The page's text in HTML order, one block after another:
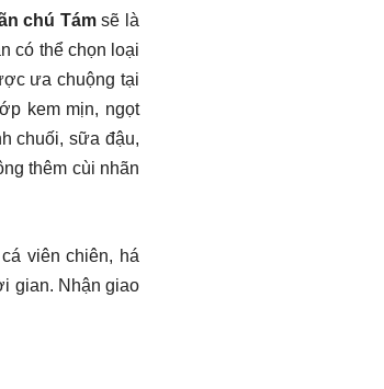
chú Támsẽ là
có thể chọn loại
ưa chuộng tại
kem mịn, ngọt
chuối, sữa đậu,
thêm cùi nhãn
viên chiên, há
gian. Nhận giao